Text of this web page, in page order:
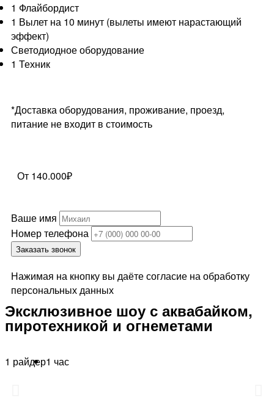
1 Флайбордист
1 Вылет на 10 минут (вылеты имеют нарастающий
эффект)
Светодиодное оборудование
1 Техник
*Доставка оборудования, проживание, проезд,
питание не входит в стоимость
От 140.000₽
Ваше имя
Номер телефона
Заказать звонок
Нажимая на кнопку вы даёте согласие на обработку
персональных данных
Эксклюзивное шоу с аквабайком,
пиротехникой и огнеметами
1 райдер1 час